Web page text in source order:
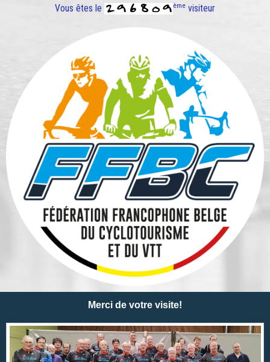
Vous êtes le ème visiteur
Merci de votre visite!